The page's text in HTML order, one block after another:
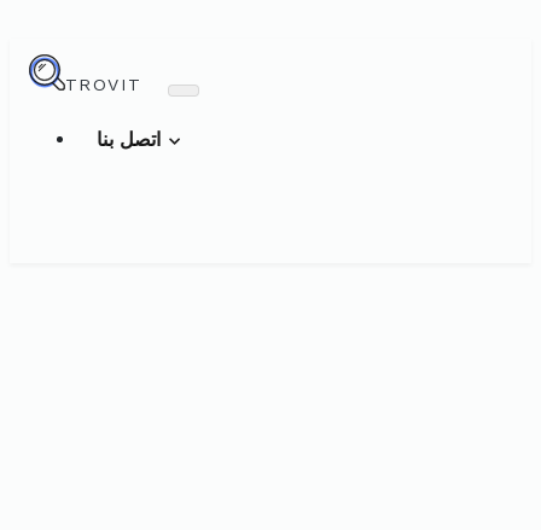
TROVIT